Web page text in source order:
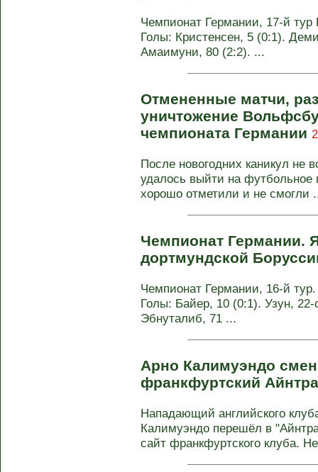
Чемпионат Германии, 17-й тур
Голы: Кристенсен, 5 (0:1).
Амаимуни, 80 (2:2). ...
Отмененные матчи,
уничтожение
чемпионата Германии
После новогодних каникул не
удалось выйти на футбольное
хорошо отметили и не смогли
Чемпионат Германии.
дортмундской
Чемпионат Германии, 16-й
Голы: Байер, 10 (0:1). Узун,
Эбнуталиб, 71 ...
Арно Калимуэндо
франкфуртский
Нападающий английского
Калимуэндо перешёл в
сайт франкфуртского клуба.